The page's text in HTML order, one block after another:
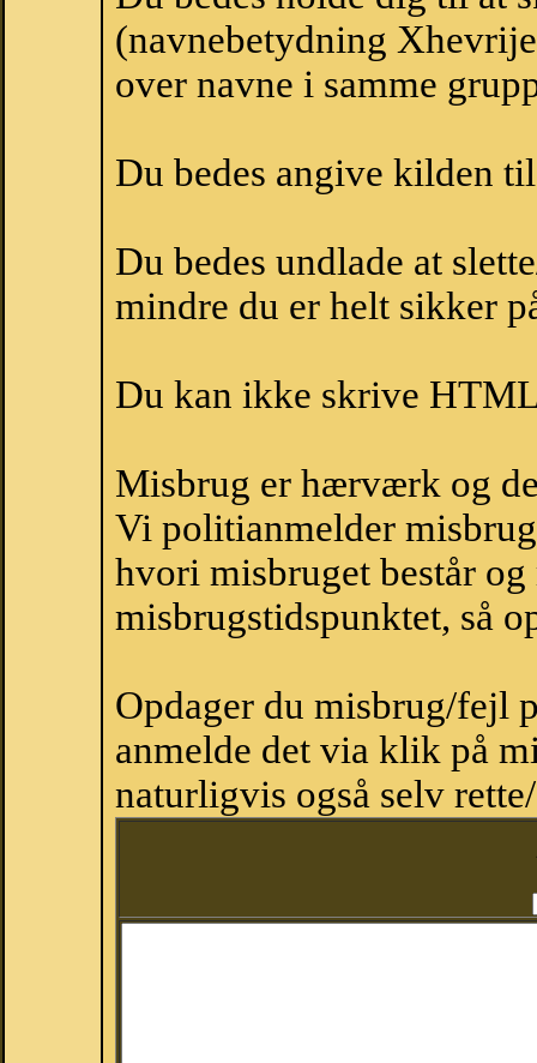
(navnebetydning
over navne i samme
Du bedes angive kilden
Du bedes undlade at
mindre du er helt sikker
Du kan ikke skrive
Misbrug er hærværk og
Vi politianmelder
hvori misbruget består
misbrugstidspunktet, så
Opdager du misbrug/fejl
anmelde det via klik på
naturligvis også selv